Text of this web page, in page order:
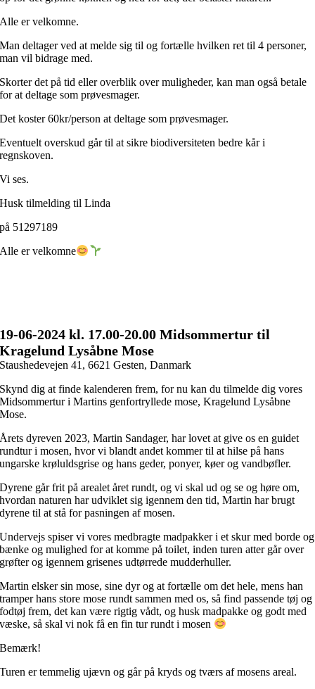
Alle er velkomne.
Man deltager ved at melde sig til og fortælle hvilken ret til 4 personer,
man vil bidrage med.
Skorter det på tid eller overblik over muligheder, kan man også betale
for at deltage som prøvesmager.
Det koster 60kr/person at deltage som prøvesmager.
Eventuelt overskud går til at sikre biodiversiteten bedre kår i
regnskoven.
Vi ses.
Husk tilmelding til Linda
på 51297189
Alle er velkomne
19-06-2024 kl. 17.00-20.00 Midsommertur til
Kragelund Lysåbne Mose
Staushedevejen 41, 6621 Gesten, Danmark
Skynd dig at finde kalenderen frem, for nu kan du tilmelde dig vores
Midsommertur i Martins genfortryllede mose, Kragelund Lysåbne
Mose.
Årets dyreven 2023, Martin Sandager, har lovet at give os en guidet
rundtur i mosen, hvor viblandt andet kommer til at hilse på hans
ungarske krøluldsgrise og hans geder, ponyer, køer og vandbøfler.
Dyrene går frit på arealet året rundt, og vi skal ud og se og høre om,
hvordan naturen har udviklet sig igennem den tid, Martin har brugt
dyrene til at stå for pasningen af mosen.
Undervejs spiser vi vores medbragte madpakker i et skur med borde og
bænke og mulighed for at komme på toilet, inden turen atter går over
grøfter og igennem grisenes udtørrede mudderhuller.
Martin elsker sin mose, sine dyr og at fortælle om det hele, mens han
tramper hans store mose rundt sammen med os, så find passende tøj og
fodtøj frem, det kan være rigtig vådt, og husk madpakke og godt med
væske, så skal vi nok få en fin tur rundt i mosen
Bemærk!
Turen er temmelig ujævn og går på kryds og tværs af mosens areal.